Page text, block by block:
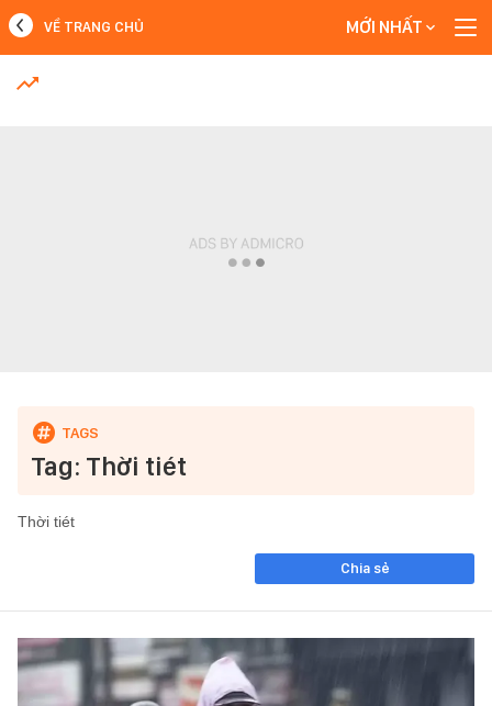
MỚI NHẤT
VỀ TRANG CHỦ MỚI NHẤT
Tag: Thời tiét
Thời tiét
Chia sẻ